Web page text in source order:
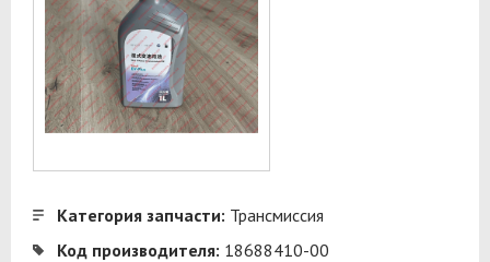
Категория запчасти: Трансмиссия
Код производителя: 18688410-00